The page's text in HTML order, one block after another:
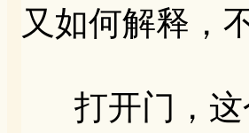
又如何解释，
打开门，这